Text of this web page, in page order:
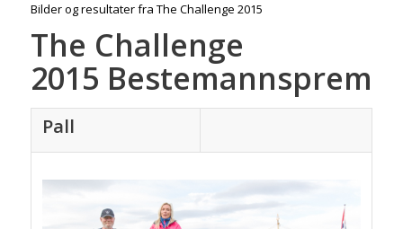
Bilder og resultater fra The Challenge 2015
The Challenge
2015
Pall